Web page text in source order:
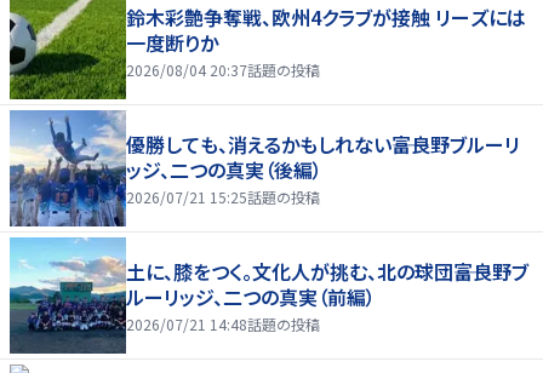
鈴木彩艶争奪戦、欧州4クラブが接触 リーズには
一度断りか
2026/08/04 20:37話題の投稿
優勝しても、消えるかもしれない――富良野ブルーリ
ッジ、二つの真実（後編）
2026/07/21 15:25話題の投稿
土に、膝をつく。文化人が挑む、北の球団――富良野ブ
ルーリッジ、二つの真実（前編）
2026/07/21 14:48話題の投稿